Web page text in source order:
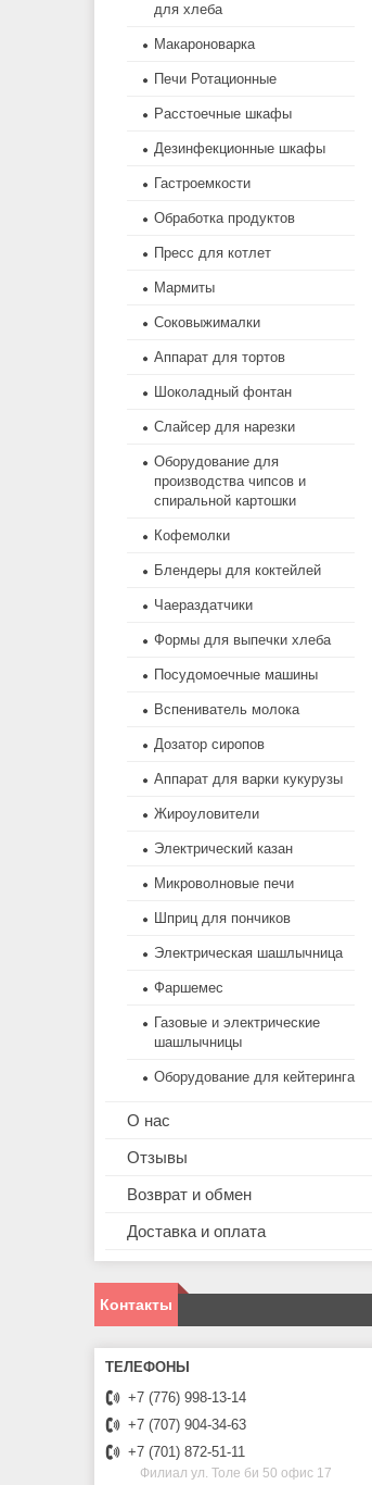
для хлеба
Макароноварка
Печи Ротационные
Расстоечные шкафы
Дезинфекционные шкафы
Гастроемкости
Обработка продуктов
Пресс для котлет
Мармиты
Соковыжималки
Аппарат для тортов
Шоколадный фонтан
Слайсер для нарезки
Оборудование для
производства чипсов и
спиральной картошки
Кофемолки
Блендеры для коктейлей
Чаераздатчики
Формы для выпечки хлеба
Посудомоечные машины
Вспениватель молока
Дозатор сиропов
Аппарат для варки кукурузы
Жироуловители
Электрический казан
Микроволновые печи
Шприц для пончиков
Электрическая шашлычница
Фаршемес
Газовые и электрические
шашлычницы
Оборудование для кейтеринга
О нас
Отзывы
Возврат и обмен
Доставка и оплата
Контакты
+7 (776) 998-13-14
+7 (707) 904-34-63
+7 (701) 872-51-11
Филиал ул. Толе би 50 офис 17